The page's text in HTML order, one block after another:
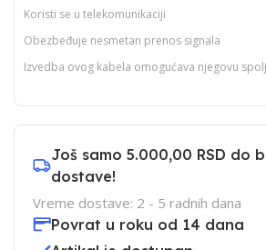
Koristi se u telekomunikaciji
Obezbeđuje nesmetan prenos signala
Izvedba ovog kabela omogućava njegovu
Još samo 5.000,00 RSD do
dostave!
Vreme dostave: 2 - 5 radnih dana
Povrat u roku od 14 dana